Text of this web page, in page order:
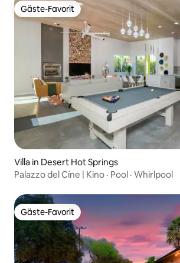
Gäste-Favorit
Gäste-Favorit
Villa in Desert Hot Springs
Palazzo del Cíne | Kino · Pool · Whirlpool
Gäste-Favorit
Gäste-Favorit